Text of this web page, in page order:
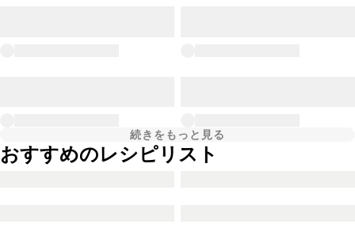
続きをもっと見る
おすすめのレシピリスト